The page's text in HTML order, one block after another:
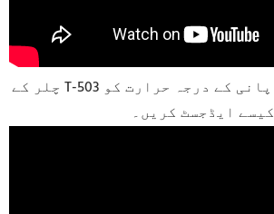
چلر کے T-503 ذہین موڈ کے لیے پانی کے درجہ حرارت کو
کیسے ایڈجسٹ کریں۔